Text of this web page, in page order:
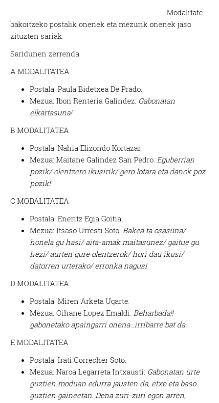
Modalitate
bakoitzeko postalik onenek eta mezurik onenek jaso
zituzten sariak.
Saridunen zerrenda:
A MODALITATEA
Postala: Paula Bidetxea De Prado.
Mezua: Ibon Renteria Galindez: Gabonatan
elkartasuna!
B MODALITATEA
Postala: Nahia Elizondo Kortazar.
Mezua: Maitane Galindez San Pedro:Eguberrian
pozik/ olentzero ikusirik/ gero lotara eta danok poz
pozik!
C MODALITATEA
Postala: Eneritz Egia Goitia.
Mezua: Itsaso Urresti Soto:Bakea ta osasuna/
honela gu hasi/ aita-amak maitasunez/ gaitue gu
hezi/ aurten gure olentzerok/ hori dau ikusi/
datorren urterako/ erronka nagusi.
D MODALITATEA
Postala: Miren Arketa Ugarte.
Mezua: Oihane Lopez Emaldi:Beharbada!!
gabonetako apaingarri onena…irribarre bat da.
E MODALITATEA
Postala: Irati Correcher Soto.
Mezua: Naroa Legarreta Intxausti: Gabonatan urte
guztien moduan edurra jausten da, etxe eta baso
guztien gaineetan. Dena zuri-zuri egon arren,